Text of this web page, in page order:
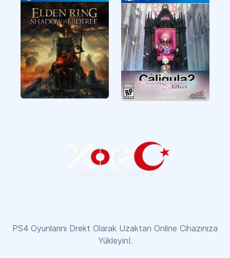
Octopath Traveler II
Disco Elysium The
Final Cut
PS4 Oyunlarını Drekt Olarak Uzaktan Online Cihazınıza
Yükleyin!.